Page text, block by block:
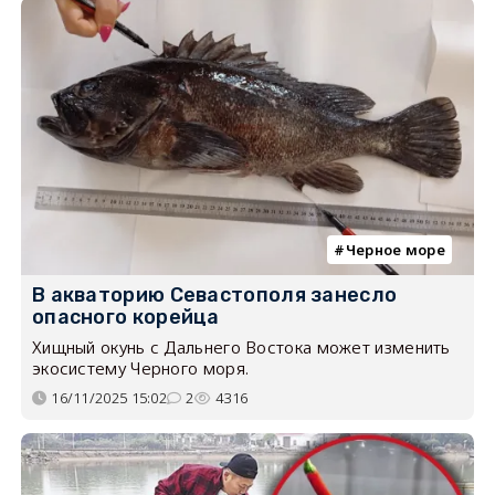
Черное море
В акваторию Севастополя занесло
опасного корейца
Хищный окунь с Дальнего Востока может изменить
экосистему Черного моря.
16/11/2025 15:02 2 4316